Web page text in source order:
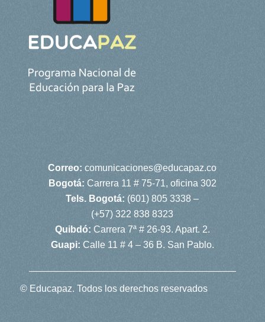
Correo: comunicaciones@educapaz.co
Bogotá: Carrera 11 # 75-71, oficina 302
Tels. Bogotá: (601) 805 3338 –
(+57) 322 838 8323
Quibdó: Carrera 7ª # 26-93. Apart. 2.
Guapi: Calle 11 # 4 – 36 B. San Pablo.
© Educapaz. Todos los derechos reservados